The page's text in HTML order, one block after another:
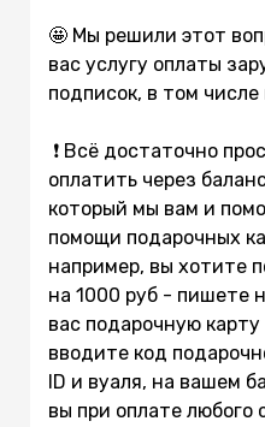
🤩 Мы решили этот
вас услугу оплаты
подписок, в том числе
❗️ Всё достаточно
оплатить через
который мы вам и
помощи подарочных
например, вы хотите
на 1000 руб - пишете
вас подарочную
вводите код
ID и вуаля, на вашем
вы при оплате любого